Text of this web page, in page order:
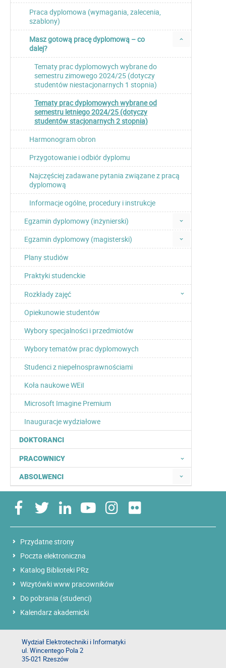
Praca dyplomowa (wymagania, zalecenia,
szablony)
Masz gotową pracę dyplomową – co
dalej?
Tematy prac dyplomowych wybrane do
semestru zimowego 2024/25 (dotyczy
studentów niestacjonarnych 1 stopnia)
Tematy prac dyplomowych wybrane od
semestru letniego 2024/25 (dotyczy
studentów stacjonarnych 2 stopnia)
Harmonogram obron
Przygotowanie i odbiór dyplomu
Najczęściej zadawane pytania związane z pracą
dyplomową
Informacje ogólne, procedury i instrukcje
Egzamin dyplomowy (inżynierski)
Egzamin dyplomowy (magisterski)
Plany studiów
Praktyki studenckie
Rozkłady zajęć
Opiekunowie studentów
Wybory specjalności i przedmiotów
Wybory tematów prac dyplomowych
Studenci z niepełnosprawnościami
Koła naukowe WEiI
Microsoft Imagine Premium
Inauguracje wydziałowe
DOKTORANCI
PRACOWNICY
ABSOLWENCI
Przydatne strony
Poczta elektroniczna
Katalog Biblioteki PRz
Wizytówki www pracowników
Do pobrania (studenci)
Kalendarz akademicki
Wydział Elektrotechniki i Informatyki
ul. Wincentego Pola 2
35-021 Rzeszów